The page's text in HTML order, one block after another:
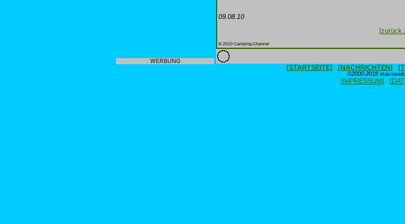
WERBUNG
09.08.10
[zurück
© 2010 Camping-Channel
[STARTSEITE] [NACHRICHTEN]
©2000-2018
[IMPRESSUM]